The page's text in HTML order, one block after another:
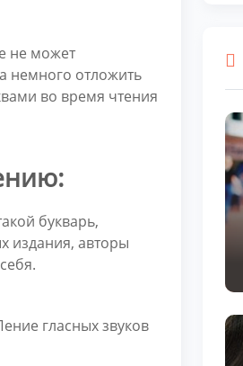
не может
немного отложить
во время чтения
букварь,
издания, авторы
гласных звуков